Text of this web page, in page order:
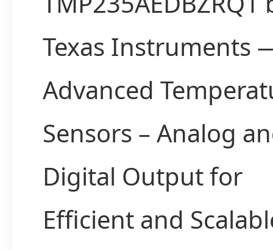
Texas Instruments
Advanced
Sensors – Analog
Digital Output for
Efficient and